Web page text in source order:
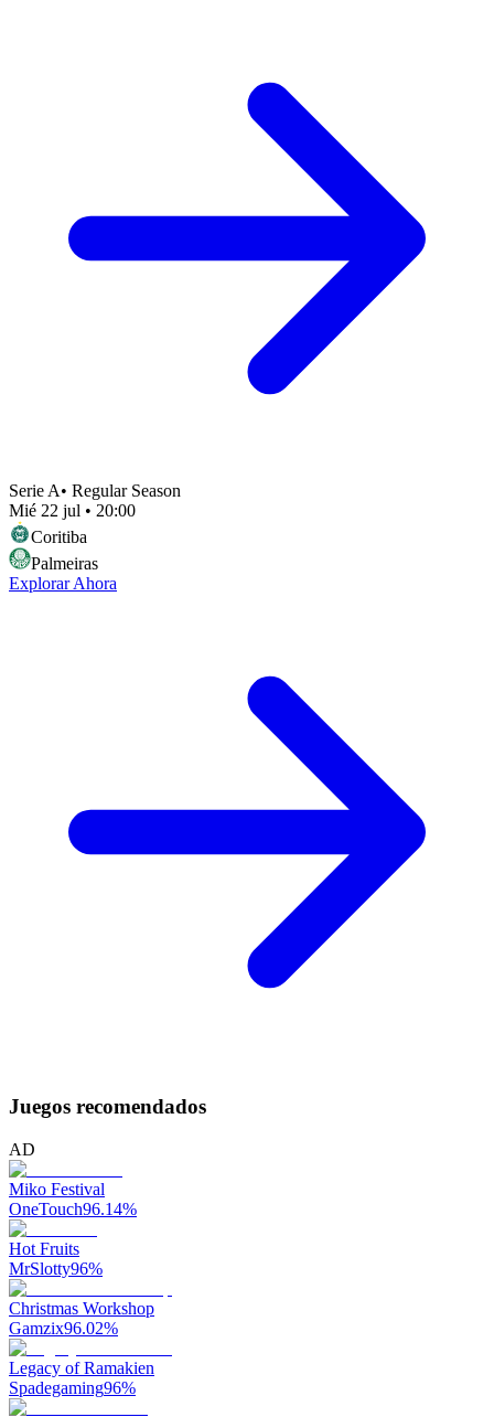
Serie A• Regular Season
Mié 22 jul • 20:00
Coritiba
Palmeiras
Explorar Ahora
Juegos recomendados
AD
Miko Festival
OneTouch96.14%
Hot Fruits
MrSlotty96%
Christmas Workshop
Gamzix96.02%
Legacy of Ramakien
Spadegaming96%